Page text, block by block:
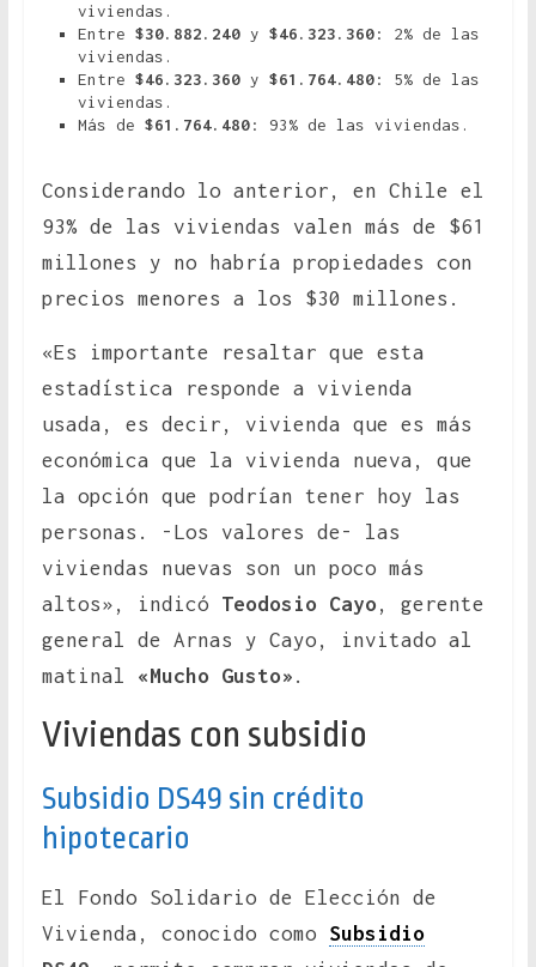
viviendas.
Entre $30.882.240 y $46.323.360: 2% de las
viviendas.
Entre $46.323.360 y $61.764.480: 5% de las
viviendas.
Más de $61.764.480: 93% de las viviendas.
Considerando lo anterior, en Chile el
93% de las viviendas valen más de $61
millones y no habría propiedades con
precios menores a los $30 millones.
«Es importante resaltar que esta
estadística responde a vivienda
usada, es decir, vivienda que es más
económica que la vivienda nueva, que
la opción que podrían tener hoy las
personas. -Los valores de- las
viviendas nuevas son un poco más
altos», indicó Teodosio Cayo , gerente
general de Arnas y Cayo, invitado al
matinal «Mucho Gusto» .
Viviendas con subsidio
Subsidio DS49 sin crédito
hipotecario
El Fondo Solidario de Elección de
Vivienda, conocido como Subsidio